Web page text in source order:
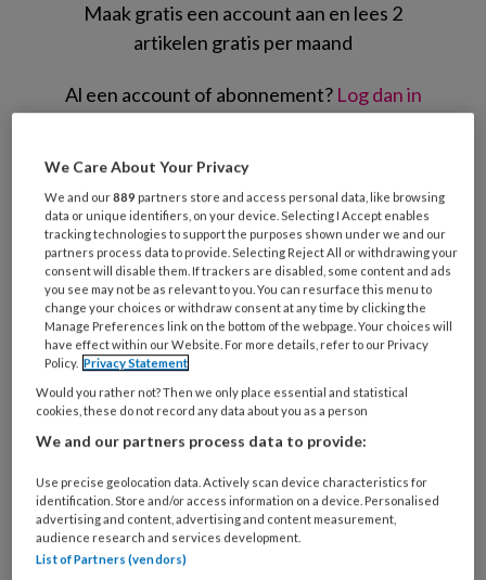
Maak gratis een account aan en lees 2
artikelen gratis per maand
Al een account of abonnement? Log dan in
Wat
je
e-
mailadres?
* *
Kies
je
wachtwoord* *
Kies
je
functie
Bij
welke
werk
je?
Untitled
Ontvang 2x per week de
KinderopvangTotaal nieuwsbrief
We Care About Your Privacy
We and our889 partners store and access personal data, like browsing
data or unique identifiers, on your device. Selecting I Accept enables
tracking technologies to support the purposes shown under we and our
partners process data to provide. Selecting Reject All or withdrawing your
consent will disable them. If trackers are disabled, some content and ads
you see may not be as relevant to you. You can resurface this menu to
change your choices or withdraw consent at any time by clicking the
Manage Preferences link on the bottom of the webpage. Your choices will
have effect within our Website. For more details, refer to our Privacy
Policy. Privacy Statement
Would you rather not? Then we only place essential and statistical
cookies, these do not record any data about you as a person
We and our partners process data to provide:
Use precise geolocation data. Actively scan device characteristics for
identification. Store and/or access information on a device. Personalised
advertising and content, advertising and content measurement,
audience research and services development.
List of Partners (vendors)